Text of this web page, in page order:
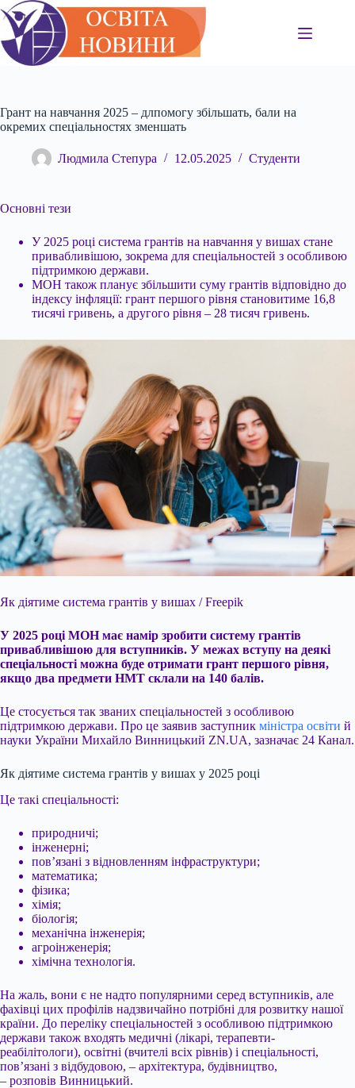
Перейти
до
вмісту
Грант на навчання 2025 – длпомогу збільшать, бали на
окремих спеціальностях зменшать
Людмила Степура 12.05.2025 Студенти
Основні тези
У 2025 році система грантів на навчання у вишах стане
привабливішою, зокрема для спеціальностей з особливою
підтримкою держави.
МОН також планує збільшити суму грантів відповідно до
індексу інфляції: грант першого рівня становитиме 16,8
тисячі гривень, а другого рівня – 28 тисяч гривень.
Як діятиме система грантів у вишах / Freepik
У 2025 році МОН має намір зробити систему грантів
привабливішою для вступників. У межах вступу на деякі
спеціальності можна буде отримати грант першого рівня,
якщо два предмети НМТ склали на 140 балів.
Це стосується так званих спеціальностей з особливою
підтримкою держави. Про це заявив заступник міністра освіти й
науки України Михайло Винницький ZN.UA, зазначає 24 Канал.
Як діятиме система грантів у вишах у 2025 році
Це такі спеціальності:
природничі;
інженерні;
пов’язані з відновленням інфраструктури;
математика;
фізика;
хімія;
біологія;
механічна інженерія;
агроінженерія;
хімічна технологія.
На жаль, вони є не надто популярними серед вступників, але
фахівці цих профілів надзвичайно потрібні для розвитку нашої
країни. До переліку спеціальностей з особливою підтримкою
держави також входять медичні (лікарі, терапевти-
реабілітологи), освітні (вчителі всіх рівнів) і спеціальності,
пов’язані з відбудовою, – архітектура, будівництво,
– розповів Винницький.